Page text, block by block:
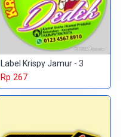
Label Krispy Jamur - 3
Rp 267